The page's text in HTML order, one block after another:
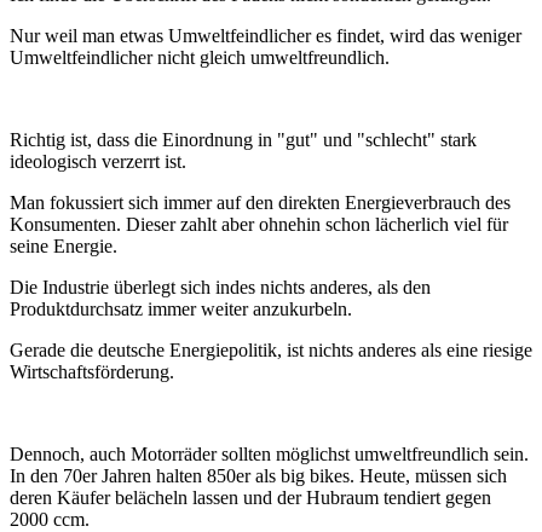
Nur weil man etwas Umweltfeindlicher es findet, wird das weniger
Umweltfeindlicher nicht gleich umweltfreundlich.
Richtig ist, dass die Einordnung in "gut" und "schlecht" stark
ideologisch verzerrt ist.
Man fokussiert sich immer auf den direkten Energieverbrauch des
Konsumenten. Dieser zahlt aber ohnehin schon lächerlich viel für
seine Energie.
Die Industrie überlegt sich indes nichts anderes, als den
Produktdurchsatz immer weiter anzukurbeln.
Gerade die deutsche Energiepolitik, ist nichts anderes als eine riesige
Wirtschaftsförderung.
Dennoch, auch Motorräder sollten möglichst umweltfreundlich sein.
In den 70er Jahren halten 850er als big bikes. Heute, müssen sich
deren Käufer belächeln lassen und der Hubraum tendiert gegen
2000 ccm.